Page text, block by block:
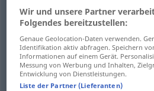
Regierungsformf polity
Verfassungf polityconstitution
politischeOrdnung polity
Wir und unsere Partner
Folgendes bereitzustellen:
Genaue Geolocation-Daten verwenden.
Identifikation aktiv abfragen. Speichern
Informationen auf einem Gerät.
Messung von Werbung und Inhalten,
Entwicklung von Dienstleistungen.
Liste der Partner (Lieferanten)